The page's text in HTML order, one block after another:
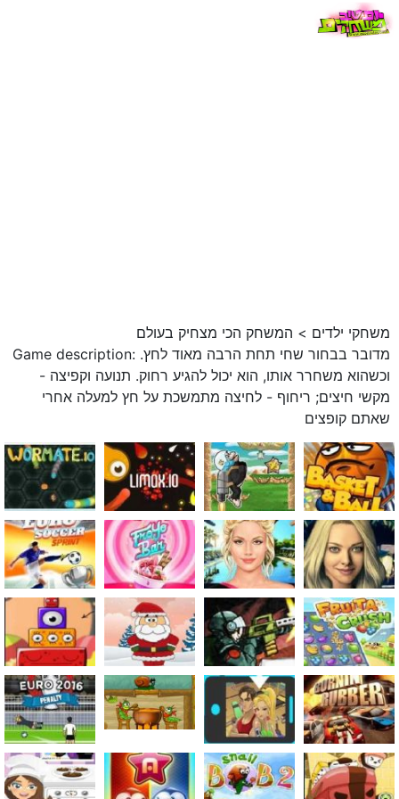
משחקי ילדים > המשחק הכי מצחיק בעולם
Game description: מדובר בבחור שחי תחת הרבה מאוד לחץ.
וכשהוא משחרר אותו, הוא יכול להגיע רחוק. תנועה וקפיצה -
מקשי חיצים; ריחוף - לחיצה מתמשכת על חץ למעלה אחרי
שאתם קופצים